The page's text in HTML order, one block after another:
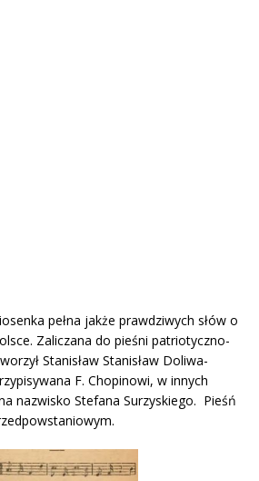
pełna jakże prawdziwych słów o
Zaliczana do pieśni patriotyczno-
Stanisław Stanisław Doliwa-
F. Chopinowi, w innych
nazwisko Stefana Surzyskiego. Pieśń